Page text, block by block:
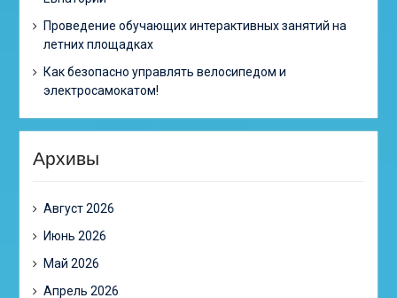
Проведение обучающих интерактивных занятий на
летних площадках
Как безопасно управлять велосипедом и
электросамокатом!
Архивы
Август 2026
Июнь 2026
Май 2026
Апрель 2026